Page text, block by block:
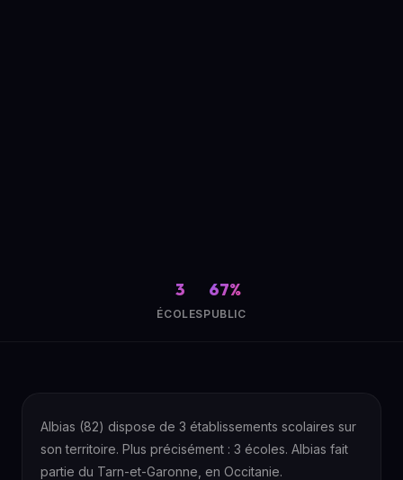
3
ÉCOLES
67%
PUBLIC
Albias (82) dispose de 3 établissements scolaires sur
son territoire. Plus précisément : 3 écoles. Albias fait
partie du Tarn-et-Garonne, en Occitanie.